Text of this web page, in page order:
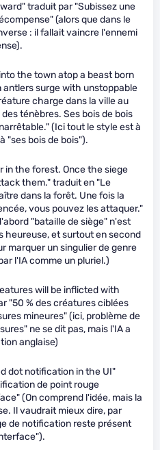
traduit par "Subissez une
(alors que dans le
: il fallait vaincre l'ennemi
the town atop a beast born
antlers surge with unstoppable
charge dans la ville au
ténèbres. Ses bois de bois
(Ici tout le style est à
"ses bois de bois").
in the forest. Once the siege
them." traduit en "Le
dans la forêt. Une fois la
vous pouvez les attaquer."
"bataille de siège" n'est
heureuse, et surtout en second
marquer un singulier de genre
l'IA comme un pluriel.)
will be inflicted with
"50 % des créatures ciblées
mineures" (ici, problème de
ne se dit pas, mais l'IA a
anglaise)
dot notification in the UI"
de point rouge
(On comprend l'idée, mais la
Il vaudrait mieux dire, par
de notification reste présent